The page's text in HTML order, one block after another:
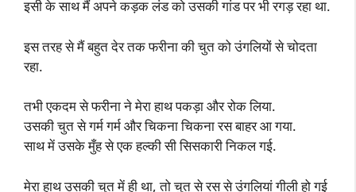
इसी के साथ मैं अपने कड़क लंड को उसकी गांड पर भी रगड़ रहा था.
इस तरह से मैं बहुत देर तक फरीना की चुत को उंगलियों से चोदता
रहा.
तभी एकदम से फरीना ने मेरा हाथ पकड़ा और रोक लिया.
उसकी चुत से गर्म गर्म और चिकना चिकना रस बाहर आ गया.
साथ में उसके मुँह से एक हल्की सी सिसकारी निकल गई.
मेरा हाथ उसकी चुत में ही था, तो चुत से रस से उंगलियां गीली हो गई